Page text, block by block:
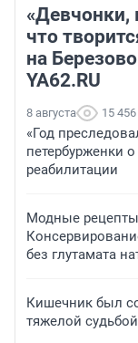
«Девчонки,
что
на
YA62.RU
8 августа 15 456
«Год
петербурженки
реабилитации
Модные
без глутамата
Кишечник был
тяжелой